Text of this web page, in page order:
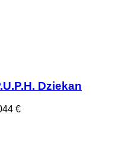
Dziekan
€